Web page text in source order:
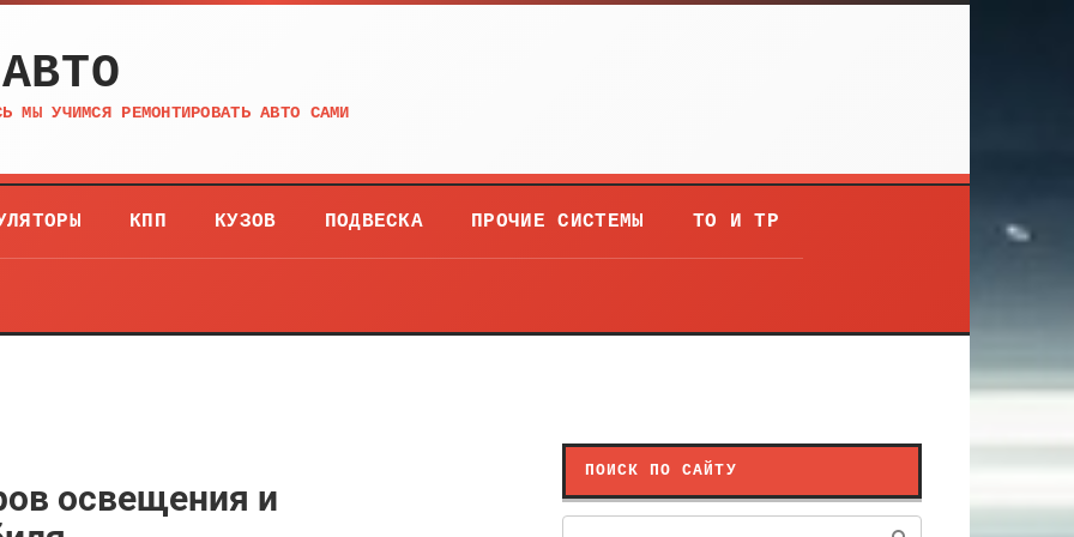
МЫ УЧИМСЯ РЕМОНТИРОВАТЬ АВТО САМИ
КПП КУЗОВ ПОДВЕСКА ПРОЧИЕ СИСТЕМЫ ТО И ТР
освещения и
ПОИСК ПО САЙТУ